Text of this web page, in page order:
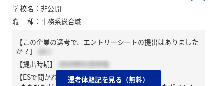
学校名 ： 非公開
職種 ： 事務系総合職
【この企業の選考で、エントリーシートの提出はありました
か？】
はい
【提出時期】
2024年01月中旬
【ESで聞かれた質問】選考体験記を見る（無料）